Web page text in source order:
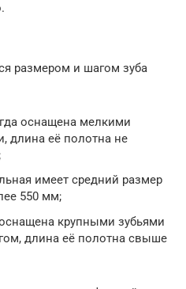
размером и шагом зуба
оснащена мелкими
длина её полотна не
имеет средний размер
550 мм;
крупными зубьями
длина её полотна свыше